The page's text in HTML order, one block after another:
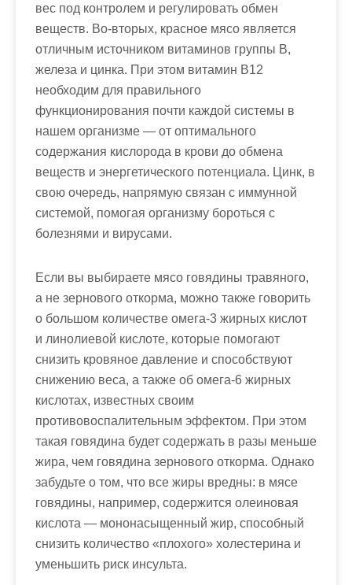
вес под контролем и регулировать обмен
веществ. Во-вторых, красное мясо является
отличным источником витаминов группы В,
железа и цинка. При этом витамин В12
необходим для правильного
функционирования почти каждой системы в
нашем организме — от оптимального
содержания кислорода в крови до обмена
веществ и энергетического потенциала. Цинк, в
свою очередь, напрямую связан с иммунной
системой, помогая организму бороться с
болезнями и вирусами.
Если вы выбираете мясо говядины травяного,
а не зернового откорма, можно также говорить
о большом количестве омега-3 жирных кислот
и линолиевой кислоте, которые помогают
снизить кровяное давление и способствуют
снижению веса, а также об омега-6 жирных
кислотах, известных своим
противовоспалительным эффектом. При этом
такая говядина будет содержать в разы меньше
жира, чем говядина зернового откорма. Однако
забудьте о том, что все жиры вредны: в мясе
говядины, например, содержится олеиновая
кислота — мононасыщенный жир, способный
снизить количество «плохого» холестерина и
уменьшить риск инсульта.